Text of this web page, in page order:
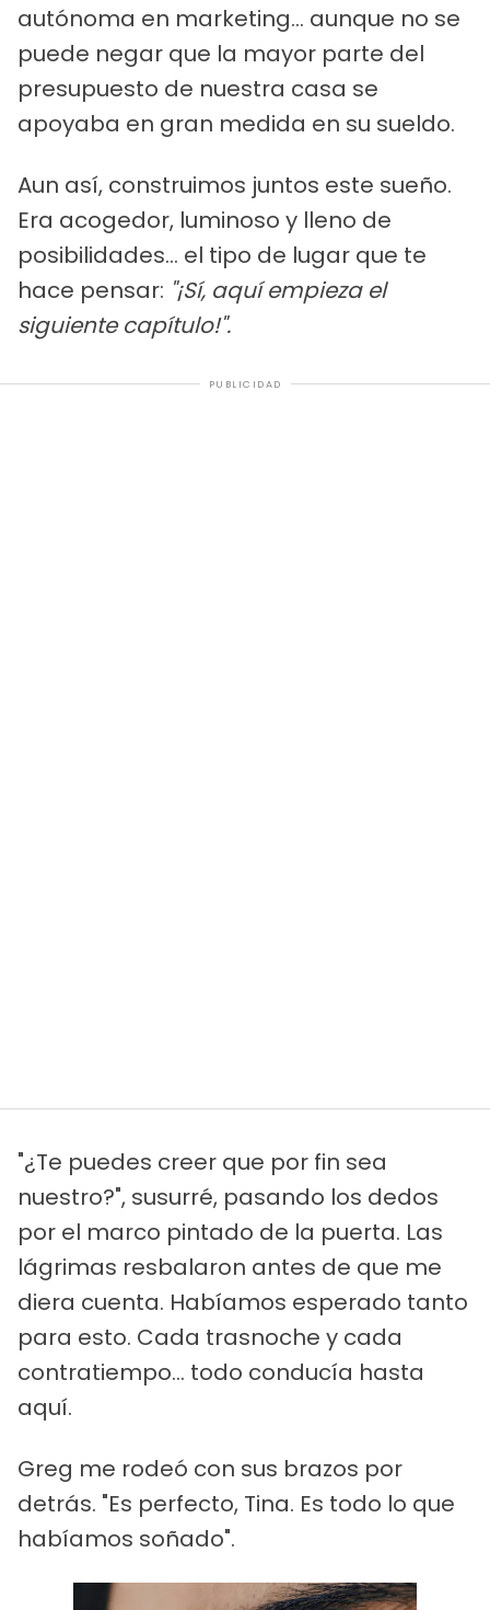
autónoma en marketing... aunque no se
puede negar que la mayor parte del
presupuesto de nuestra casa se
apoyaba en gran medida en su sueldo.
Aun así, construimos juntos este sueño.
Era acogedor, luminoso y lleno de
posibilidades... el tipo de lugar que te
hace pensar: "¡Sí, aquí empieza el
siguiente capítulo!".
PUBLICIDAD
"¿Te puedes creer que por fin sea
nuestro?", susurré, pasando los dedos
por el marco pintado de la puerta. Las
lágrimas resbalaron antes de que me
diera cuenta. Habíamos esperado tanto
para esto. Cada trasnoche y cada
contratiempo... todo conducía hasta
aquí.
Greg me rodeó con sus brazos por
detrás. "Es perfecto, Tina. Es todo lo que
habíamos soñado".